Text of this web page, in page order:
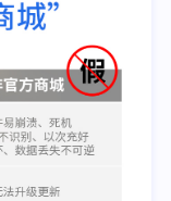
2011
T51351-2019
2020
)》(2020)